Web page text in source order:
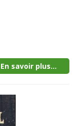
En savoir plus...